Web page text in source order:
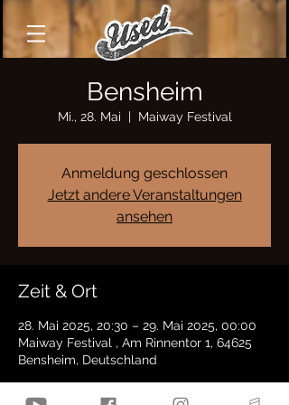
Bensheim
Mi., 28. Mai
  |
Maiway Festival
Anmeldung geschlossen
Jetzt andere Veranstaltungen
ansehen
Zeit & Ort
28. Mai 2025, 20:30 – 29. Mai 2025, 00:00
Maiway Festival , Am Rinnentor 1, 64625
Bensheim, Deutschland